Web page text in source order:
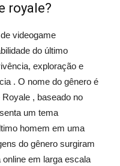
royale?
videogame
do último
exploração e
. O nome do gênero é
, baseado no
um tema
homem em uma
do gênero surgiram
em larga escala